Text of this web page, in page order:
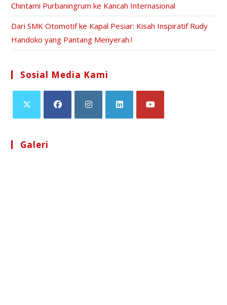
Chintami Purbaningrum ke Kancah Internasional
Dari SMK Otomotif ke Kapal Pesiar: Kisah Inspiratif Rudy
Handoko yang Pantang Menyerah.!
Sosial Media Kami
Galeri